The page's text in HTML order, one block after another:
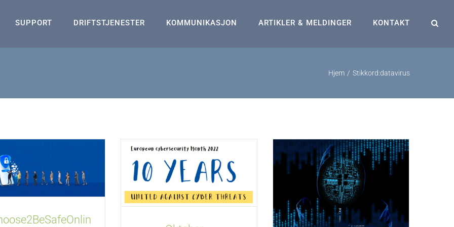
SUPPORT DRIFTSTJENESTER KOMMUNIKASJON ARTIKLER & MELDINGER KONTAKT
Hjem Stikkord:datavirus